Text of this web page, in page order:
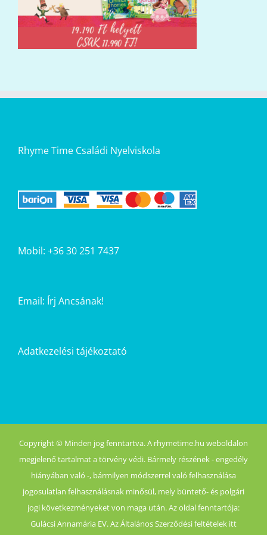
Rhyme Time Családi Nyelviskola
Mobil: +36 30 251 7437
Email: Írj Ancsának!
Adatkezelési tájékoztató
Copyright © Minden jog fenntartva. A rhymetime.hu weboldalon
megjelenő tartalmat a törvény védi. Bármely részének - engedély
hiányában való -, bármilyen módszerrel való felhasználása
jogosulatlan felhasználásnak minősül, mely büntető- és polgári
jogi következményeket von maga után. Az oldal fenntartója:
Gulácsi Annamária EV. Az Általános Szerződési feltételek itt